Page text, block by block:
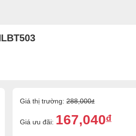
Giá thị trường:288,000đ
Giá ưu đãi: 167,040đ